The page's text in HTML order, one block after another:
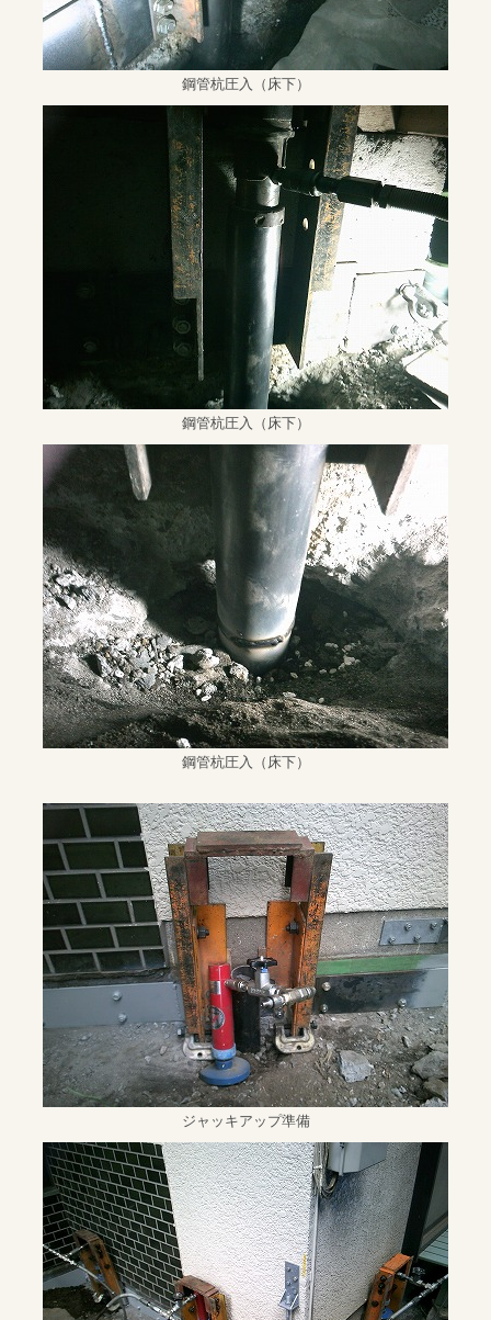
鋼管杭圧入（床下）
鋼管杭圧入（床下）
鋼管杭圧入（床下）
ジャッキアップ準備